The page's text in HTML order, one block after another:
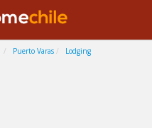
Puerto Varas Lodging